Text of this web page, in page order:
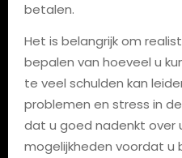
betalen.
Het is belangrijk om
bepalen van hoeveel u
te veel schulden kan
problemen en stress in
dat u goed nadenkt over
mogelijkheden voordat u